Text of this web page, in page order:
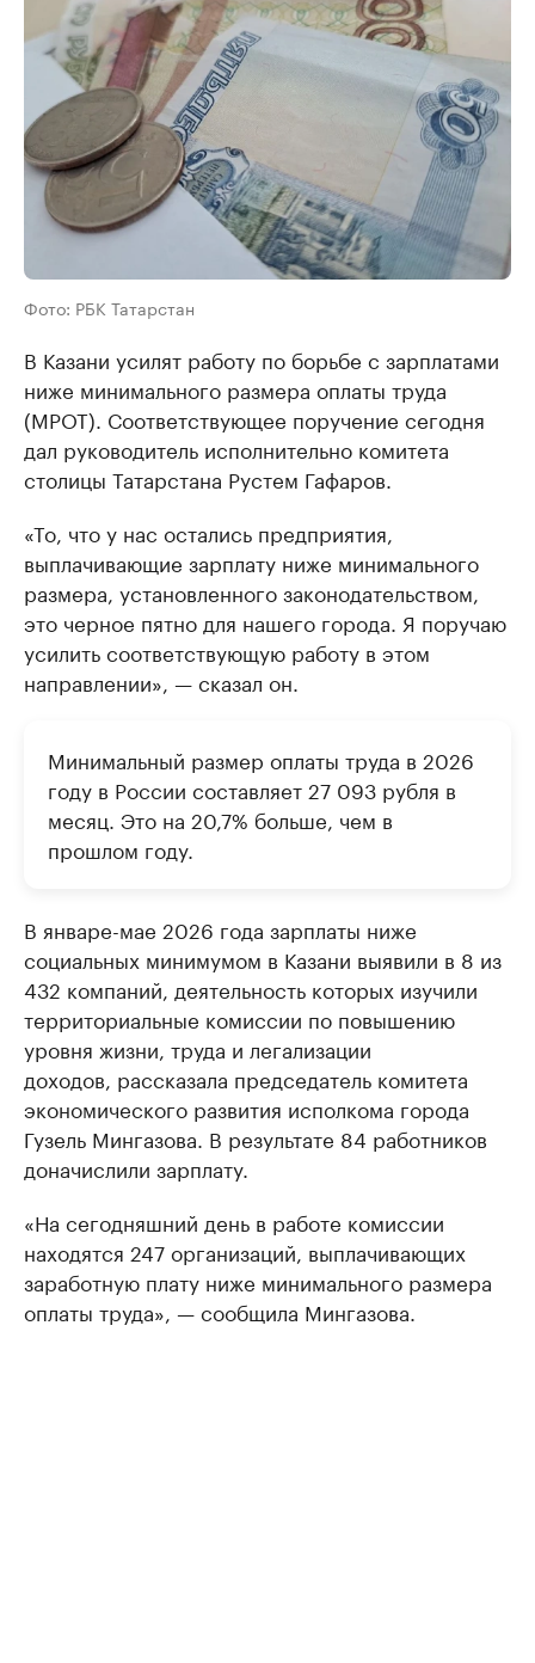
Фото: РБК Татарстан
В Казани усилят работу по борьбе с зарплатами
ниже минимального размера оплаты труда
(МРОТ). Соответствующее поручение сегодня
дал руководитель исполнительно комитета
столицы Татарстана Рустем Гафаров.
«То, что у нас остались предприятия,
выплачивающие зарплату ниже минимального
размера, установленного законодательством,
это черное пятно для нашего города. Я поручаю
усилить соответствующую работу в этом
направлении», — сказал он.
Минимальный размер оплаты труда в 2026
году в России составляет 27 093 рубля в
месяц. Это на 20,7% больше, чем в
прошлом году.
В январе-мае 2026 года зарплаты ниже
социальных минимумом в Казани выявили в 8 из
432 компаний, деятельность которых изучили
территориальные комиссии по повышению
уровня жизни, труда и легализации
доходов, рассказала председатель комитета
экономического развития исполкома города
Гузель Мингазова. В результате 84 работников
доначислили зарплату.
«На сегодняшний день в работе комиссии
находятся 247 организаций, выплачивающих
заработную плату ниже минимального размера
оплаты труда», — сообщила Мингазова.